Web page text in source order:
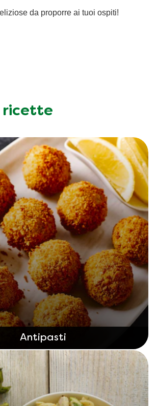
da proporre ai tuoi ospiti!
ricette
Antipasti